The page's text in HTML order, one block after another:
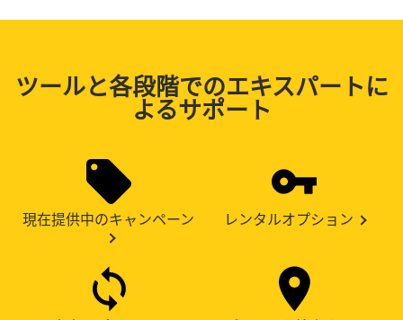
ツールと各段階でのエキスパートに
よるサポート
現在提供中のキャンペーン レンタルオプション